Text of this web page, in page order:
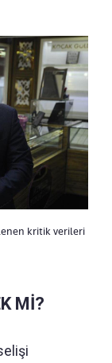
kritik verileri
Mİ?